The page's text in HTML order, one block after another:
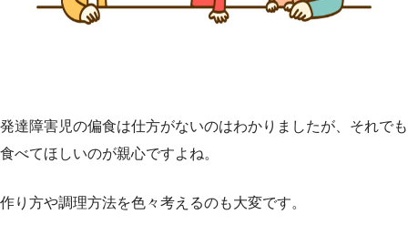
発達障害児の偏食は仕方がないのはわかりましたが、それでも
食べてほしいのが親心ですよね。
作り方や調理方法を色々考えるのも大変です。